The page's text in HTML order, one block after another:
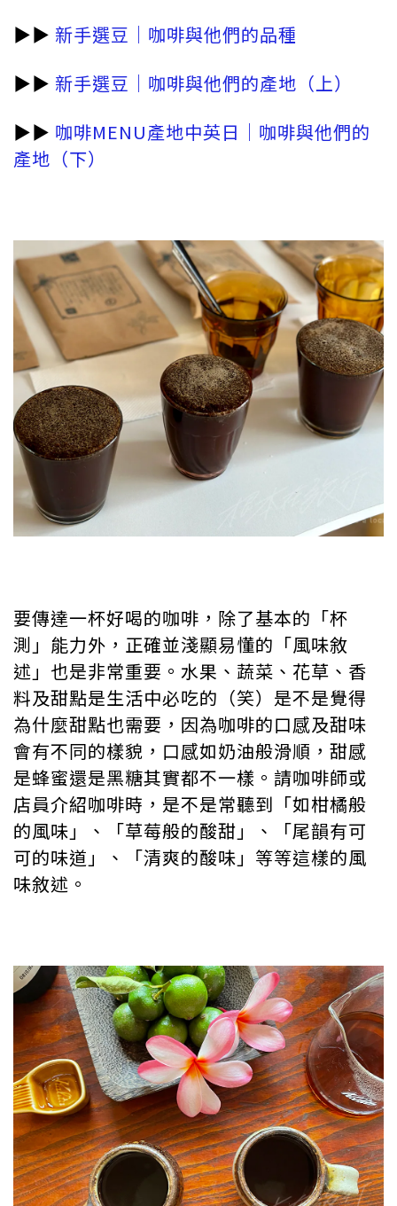
▶︎▶︎ 新手選豆｜咖啡與他們的品種
▶︎▶︎ 新手選豆｜咖啡與他們的產地（上）
▶︎▶︎ 咖啡MENU產地中英日｜咖啡與他們的
產地（下）
要傳達一杯好喝的咖啡，除了基本的「杯
測」能力外，正確並淺顯易懂的「風味敘
述」也是非常重要。水果、蔬菜、花草、香
料及甜點是生活中必吃的（笑）是不是覺得
為什麼甜點也需要，因為咖啡的口感及甜味
會有不同的樣貌，口感如奶油般滑順，甜感
是蜂蜜還是黑糖其實都不一樣。請咖啡師或
店員介紹咖啡時，是不是常聽到「如柑橘般
的風味」、「草莓般的酸甜」、「尾韻有可
可的味道」、「清爽的酸味」等等這樣的風
味敘述。